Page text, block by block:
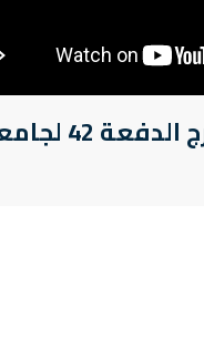
حفل تخرج الدفعة